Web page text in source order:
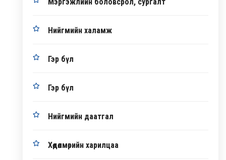
Нийгмийн халамж
Гэр бүл
Гэр бүл
Нийгмийн даатгал
Хөдөлмөрийн харилцаа